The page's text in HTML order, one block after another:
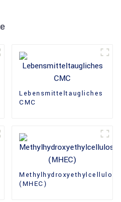
Lebensmitteltaugliches
CMC
Methylhydroxyethylcellulose
(MHEC)